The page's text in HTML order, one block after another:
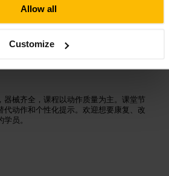
Allow all
Customize
#康复训练 #小班教学 #城市健身
器械齐全，课程以动作质量为主。课堂节
代动作和个性化提示。欢迎想要康复、改
员。